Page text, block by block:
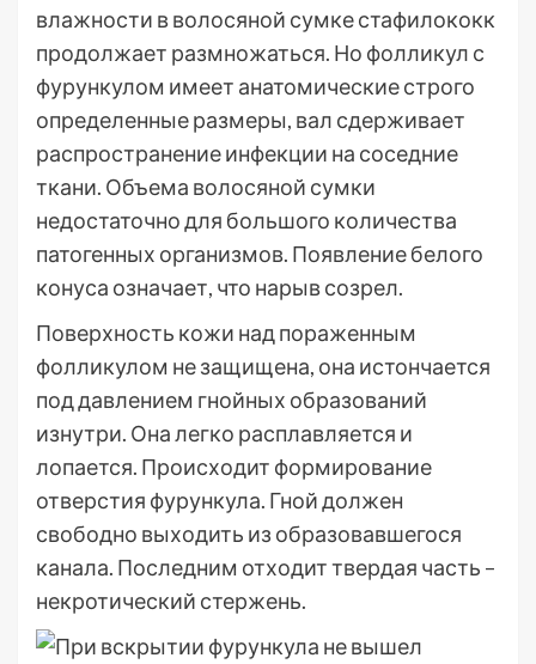
влажности в волосяной сумке стафилококк
продолжает размножаться. Но фолликул с
фурункулом имеет анатомические строго
определенные размеры, вал сдерживает
распространение инфекции на соседние
ткани. Объема волосяной сумки
недостаточно для большого количества
патогенных организмов. Появление белого
конуса означает, что нарыв созрел.
Поверхность кожи над пораженным
фолликулом не защищена, она истончается
под давлением гнойных образований
изнутри. Она легко расплавляется и
лопается. Происходит формирование
отверстия фурункула. Гной должен
свободно выходить из образовавшегося
канала. Последним отходит твердая часть –
некротический стержень.